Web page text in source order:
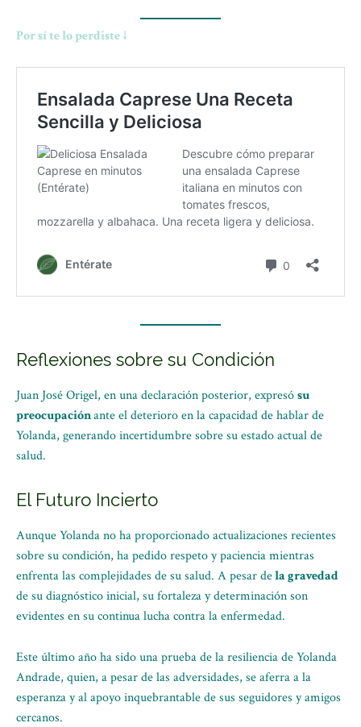
Por sí te lo perdiste ↓
Reflexiones sobre su Condición
Juan José Origel, en una declaración posterior, expresósu
preocupaciónante el deterioro en la capacidad de hablar de
Yolanda, generando incertidumbre sobre su estado actual de
salud.
El Futuro Incierto
Aunque Yolanda no ha proporcionado actualizaciones recientes
sobre su condición, ha pedido respeto y paciencia mientras
enfrenta las complejidades de su salud. A pesar dela gravedad
de su diagnóstico inicial, su fortaleza y determinación son
evidentes en su continua lucha contra la enfermedad.
Este último año ha sido una prueba de la resiliencia de Yolanda
Andrade, quien, a pesar de las adversidades, se aferra a la
esperanza y al apoyo inquebrantable de sus seguidores y amigos
cercanos.